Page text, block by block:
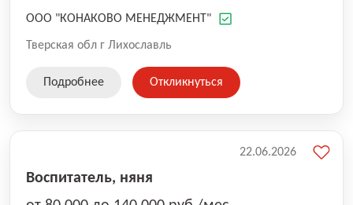
километровая береговая линия и большая вода - 5
развитая инфраструктура и профессиональные услуги -
"Конаково Ривер Клаб" приглашает в свою дружную
команду горничную.
ООО "КОНАКОВО МЕНЕДЖМЕНТ"
Тверская обл г Лихославль
Подробнее Откликнуться
Воспитатель, няня
22.06.2026